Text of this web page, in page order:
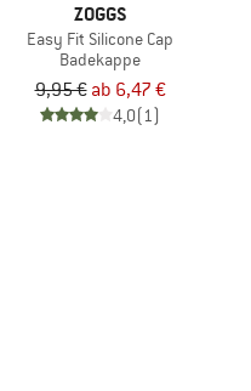
ZOGGS
Easy Fit Silicone Cap
Badekappe
9,95 € ab 6,47 €
4,0(1)